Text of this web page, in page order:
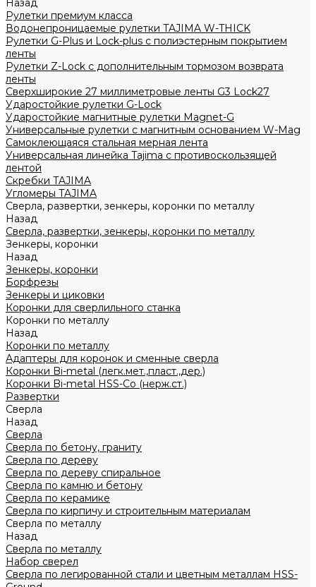
Назад
Рулетки премиум класса
Водонепроницаемые рулетки TAJIMA W-THICK
Рулетки G-Plus и Lock-plus с полиэстерным покрытием
ленты
Рулетки Z-Lock с дополнительным тормозом возврата
ленты
Сверхширокие 27 миллиметровые ленты G3 Lock27
Ударостойкие рулетки G-Lock
Ударостойкие магнитные рулетки Magnet-G
Универсальные рулетки с магнитным основанием W-Mag
Самоклеющаяся стальная мерная лента
Универсальная линейка Tajima с противоскользящей
лентой
Скребки TAJIMA
Угломеры TAJIMA
Сверла, развертки, зенкеры, коронки по металлу
Назад
Сверла, развертки, зенкеры, коронки по металлу
Зенкеры, коронки
Назад
Зенкеры, коронки
Борфрезы
Зенкеры и циковки
Коронки для сверлильного станка
Коронки по металлу
Назад
Коронки по металлу
Адаптеры для коронок и сменные сверла
Коронки Bi-metal (легк.мет.,пласт.,дер.)
Коронки Bi-metal HSS-Co (нерж.ст.)
Развертки
Сверла
Назад
Сверла
Сверла по бетону, граниту
Сверла по дереву
Сверла по дереву спиральное
Сверла по камню и бетону
Сверла по керамике
Сверла по кирпичу и строительным материалам
Сверла по металлу
Назад
Сверла по металлу
Набор сверел
Сверла по легированной стали и цветным металлам HSS-